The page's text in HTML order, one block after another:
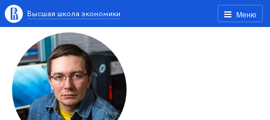
Меню
Высшая школа экономики